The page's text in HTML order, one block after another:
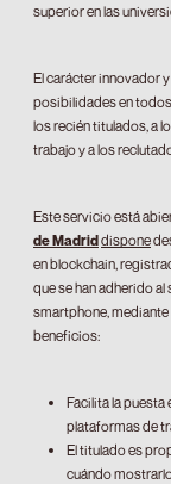
superior en las
El carácter innovador
posibilidades en todos
los recién titulados, a
trabajo y a los
Este servicio está
de Madriddispone
en blockchain,
que se han adherido
smartphone,
beneficios:
Facilita la
plataformas de
El titulado es
cuándo